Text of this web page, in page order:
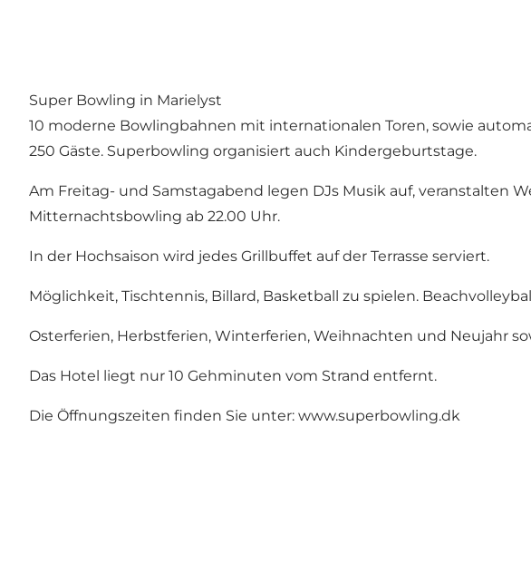
Super Bowling in Marielyst
10 moderne Bowlingbahnen mit internationalen Toren, sowie
250 Gäste. Superbowling organisiert auch Kindergeburtstage.
Am Freitag- und Samstagabend legen DJs Musik auf, veranstalten
Mitternachtsbowling ab 22.00 Uhr.
In der Hochsaison wird jedes Grillbuffet auf der Terrasse serviert.
Möglichkeit, Tischtennis, Billard, Basketball zu spielen.
Osterferien, Herbstferien, Winterferien, Weihnachten und Neujahr
Das Hotel liegt nur 10 Gehminuten vom Strand entfernt.
Die Öffnungszeiten finden Sie unter: www.superbowling.dk